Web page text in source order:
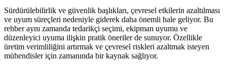
Sürdürülebilirlik ve güvenlik başlıkları, çevresel etkilerin azaltılması
ve uyum süreçleri nedeniyle giderek daha önemli hale geliyor. Bu
rehber aynı zamanda tedarikçi seçimi, ekipman uyumu ve
düzenleyici uyuma ilişkin pratik öneriler de sunuyor. Özellikle
üretim verimliliğini artırmak ve çevresel riskleri azaltmak isteyen
mühendisler için zamanında bir kaynak sağlıyor.